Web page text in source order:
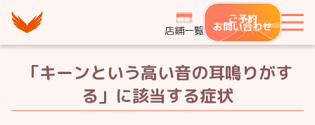
つながり整骨鍼灸院グループ
店鋪一覧
ご予約
お問い合わせ
「キーンという高い音の耳鳴りがす
る」 に該当する症状